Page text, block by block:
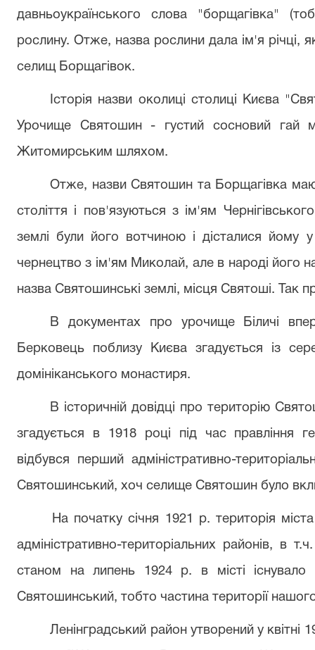
давньоукраїнського слова "борщагівка"
рослину. Отже, назва рослини дала ім'я річці,
селищ Борщагівок.
Історія назви околиці столиці Києва
Урочище Святошин - густий сосновий гай
Житомирським шляхом.
Отже, назви Святошин та Борщагівка
століття і пов'язуються з ім'ям
землі були його вотчиною і дісталися йому
чернецтво з ім'ям Миколай, але в народі його
назва Святошинські землі, місця Святоші. Так
В документах про урочище Біличі
Берковець поблизу Києва згадується із
домініканського монастиря.
В історичній довідці про територію
згадується в 1918 році під час правління
відбувся перший адміністративно-
Святошинський, хоч селище Святошин було
На початку січня 1921 р. територія
адміністративно-територіальних районів, в т.ч.
станом на липень 1924 р. в місті
Святошинський, тобто частина території
Ленінградський район утворений у квітні